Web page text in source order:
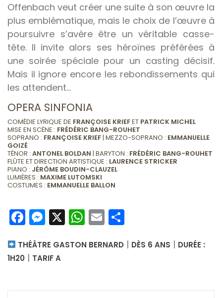
Offenbach veut créer une suite à son œuvre la
plus emblématique, mais le choix de l’œuvre à
poursuivre s’avère être un véritable casse-
tête. Il invite alors ses héroïnes préférées à
une soirée spéciale pour un casting décisif.
Mais il ignore encore les rebondissements qui
les attendent…
OPERA SINFONIA
COMÉDIE LYRIQUE DE FRANÇOISE KRIEFET PATRICK MICHEL
MISE EN SCÈNE : FRÉDÉRIC BANG-ROUHET
SOPRANO : FRANÇOISE KRIEF| MEZZO-SOPRANO : EMMANUELLE
GOIZÉ
TÉNOR : ANTONEL BOLDAN | BARYTON : FRÉDÉRIC BANG-ROUHET
FLÛTE ET DIRECTION ARTISTIQUE : LAURENCE STRICKER
PIANO : JÉRÔME BOUDIN-CLAUZEL
LUMIÈRES : MAXIME LUTOMSKI
COSTUMES : EMMANUELLE BALLON
Facebook
Messenger
X WhatsApp
Email
THÉÂTRE GASTON BERNARD | DÈS 6 ANS | DURÉE :
1H20 | TARIF A